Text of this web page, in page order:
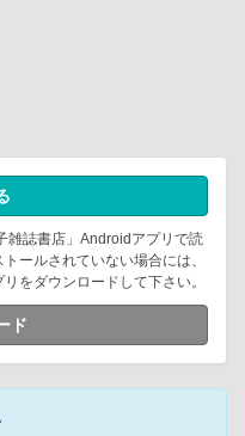
雑誌書店」Androidアプリで読
ールされていない場合には、
をダウンロードして下さい。
ド